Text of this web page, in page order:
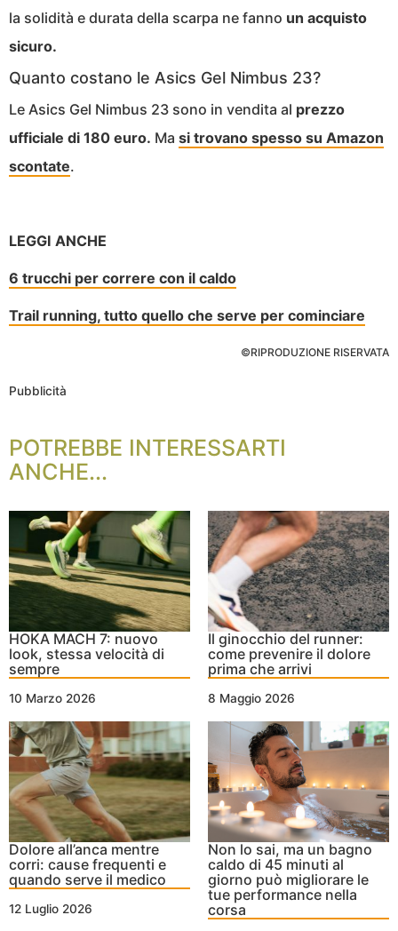
la solidità e durata della scarpa ne fanno un acquisto
sicuro.
Quanto costano le Asics Gel Nimbus 23?
Le Asics Gel Nimbus 23 sono in vendita al prezzo
ufficiale di 180 euro. Ma si trovano spesso su Amazon
scontate.
LEGGI ANCHE
6 trucchi per correre con il caldo
Trail running, tutto quello che serve per cominciare
©RIPRODUZIONE RISERVATA
Pubblicità
POTREBBE INTERESSARTI
ANCHE...
HOKA MACH 7: nuovo
look, stessa velocità di
sempre
10 Marzo 2026
Il ginocchio del runner:
come prevenire il dolore
prima che arrivi
8 Maggio 2026
Dolore all’anca mentre
corri: cause frequenti e
quando serve il medico
12 Luglio 2026
Non lo sai, ma un bagno
caldo di 45 minuti al
giorno può migliorare le
tue performance nella
corsa